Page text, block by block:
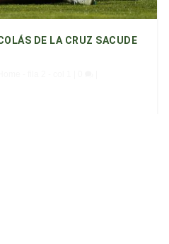
DE LA CRUZ SACUDE